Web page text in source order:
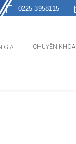
0225-3958115
GIA CHUYÊN KHOA